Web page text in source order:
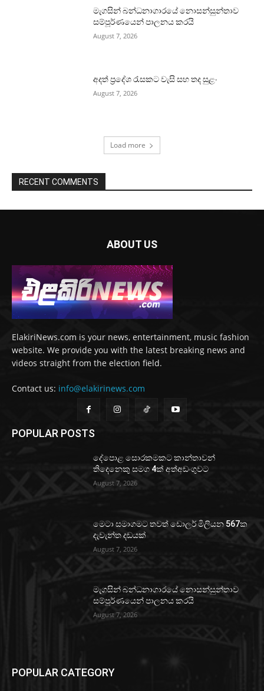
මැගසින් බන්ධනාගාරයේ නොසන්සුන්තාව
සම්පූර්ණයෙන් පාලනය කරයි
August 7, 2026
අදත් ප්‍රදේශ රැසකට වැසි සහ තද සුළං
August 7, 2026
Load more
RECENT COMMENTS
ABOUT US
ElakiriNews.com is your news, entertainment, music fashion
website. We provide you with the latest breaking news and
videos straight from the election field.
Contact us: info@elakirinews.com
POPULAR POSTS
දේපොළ සොරකමකට කාන්තාවන්
තිදෙනෙකු සමග 4ක් අත්අඩංගුවට
August 7, 2026
මෙටා සමාගමට තවත් ඩොලර් මිලියන 567ක
දැවැන්ත දඩයක්
August 7, 2026
මැගසින් බන්ධනාගාරයේ නොසන්සුන්තාව
සම්පූර්ණයෙන් පාලනය කරයි
August 7, 2026
POPULAR CATEGORY